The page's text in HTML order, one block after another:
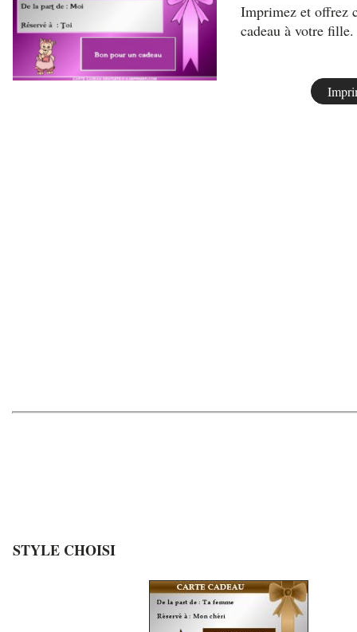
Imprimez et offrez
cadeau à votre fille.
STYLE CHOISI